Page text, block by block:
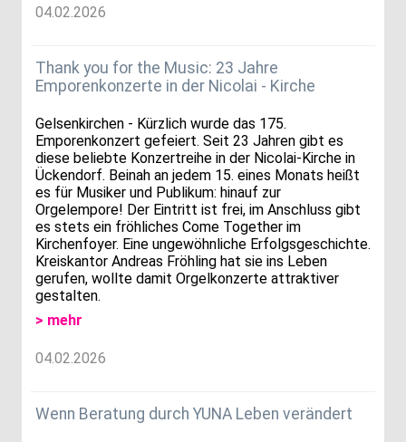
04.02.2026
Thank you for the Music: 23 Jahre
Emporenkonzerte in der Nicolai - Kirche
Gelsenkirchen - Kürzlich wurde das 175.
Emporenkonzert gefeiert. Seit 23 Jahren gibt es
diese beliebte Konzertreihe in der Nicolai-Kirche in
Ückendorf. Beinah an jedem 15. eines Monats heißt
es für Musiker und Publikum: hinauf zur
Orgelempore! Der Eintritt ist frei, im Anschluss gibt
es stets ein fröhliches Come Together im
Kirchenfoyer. Eine ungewöhnliche Erfolgsgeschichte.
Kreiskantor Andreas Fröhling hat sie ins Leben
gerufen, wollte damit Orgelkonzerte attraktiver
gestalten.
> mehr
04.02.2026
Wenn Beratung durch YUNA Leben verändert